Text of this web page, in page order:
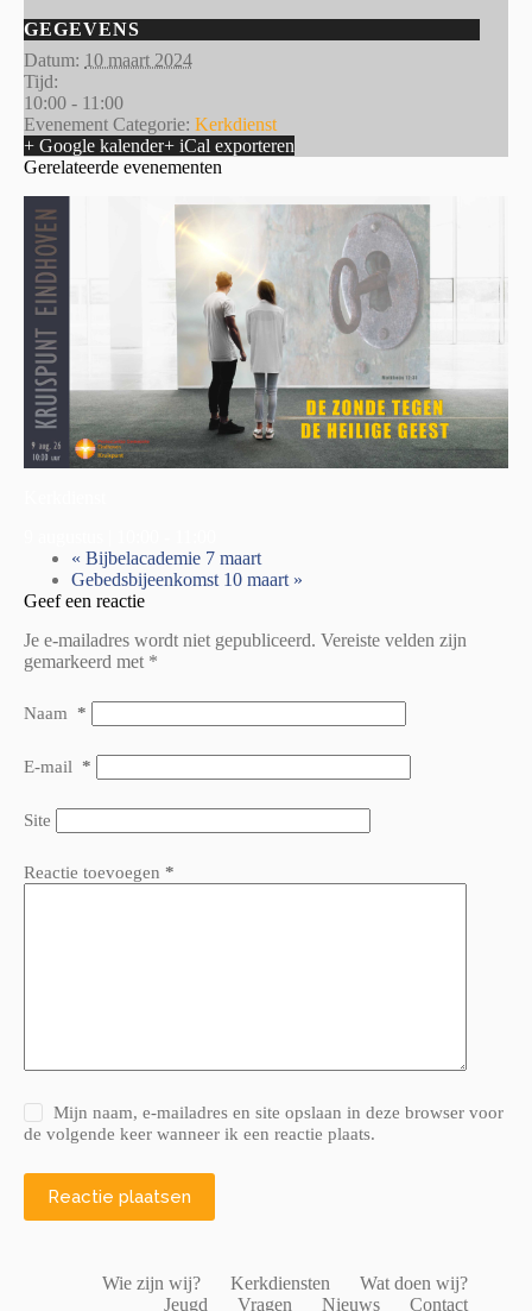
GEGEVENS
Datum: 10 maart 2024
Tijd:
10:00 - 11:00
Evenement Categorie: Kerkdienst
+ Google kalender+ iCal exporteren
Gerelateerde evenementen
« Bijbelacademie 7 maart
Gebedsbijeenkomst 10 maart »
Geef een reactie
Je e-mailadres wordt niet gepubliceerd. Vereiste velden zijn
gemarkeerd met *
Naam *
E-mail *
Site
Reactie toevoegen *
Mijn naam, e-mailadres en site opslaan in deze browser voor
de volgende keer wanneer ik een reactie plaats.
Reactie plaatsen
Wie zijn wij? Kerkdiensten
Wat doen wij?
Jeugd
Vragen Nieuws Contact